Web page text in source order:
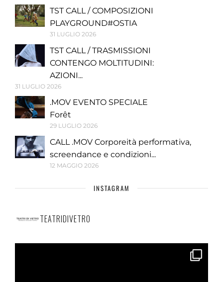
TST CALL / COMPOSIZIONI
PLAYGROUND#OSTIA
31 LUGLIO 2026
TST CALL / TRASMISSIONI
CONTENGO MOLTITUDINI:
AZIONI...
31 LUGLIO 2026
.MOV EVENTO SPECIALE
Forêt
29 LUGLIO 2026
CALL .MOV Corporeità performativa,
screendance e condizioni...
12 MAGGIO 2026
INSTAGRAM
TEATRIDIVETRO